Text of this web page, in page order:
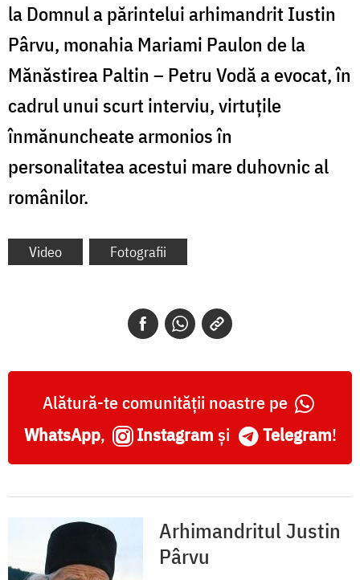
la Domnul a părintelui arhimandrit Iustin
Pârvu, monahia Mariami Paulon de la
Mănăstirea Paltin – Petru Vodă a evocat, în
cadrul unui scurt interviu, virtuțile
înmănuncheate armonios în
personalitatea acestui mare duhovnic al
românilor.
Video Fotografii
Alătură-te comunității noastre pe
WhatsApp, Instagram și Telegram!
Arhimandritul Justin
Pârvu